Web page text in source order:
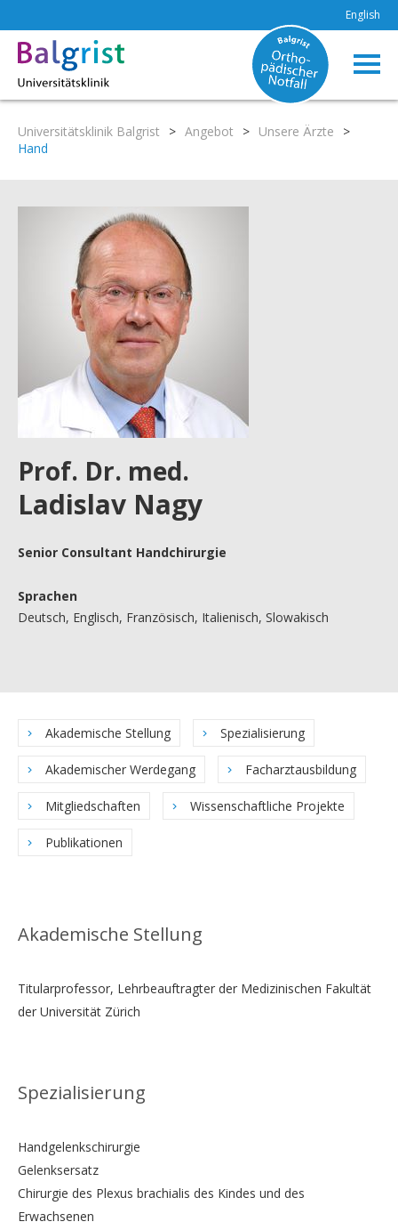
English
Universitätsklinik Balgrist > Angebot > Unsere Ärzte
>
Hand
Prof. Dr. med.
Ladislav Nagy
Senior Consultant Handchirurgie
Sprachen
Deutsch, Englisch, Französisch, Italienisch, Slowakisch
Akademische Stellung Spezialisierung
Akademischer Werdegang Facharztausbildung
Mitgliedschaften Wissenschaftliche Projekte
Publikationen
Akademische Stellung
Titularprofessor, Lehrbeauftragter der Medizinischen Fakultät
der Universität Zürich
Spezialisierung
Handgelenkschirurgie
Gelenksersatz
Chirurgie des Plexus brachialis des Kindes und des
Erwachsenen